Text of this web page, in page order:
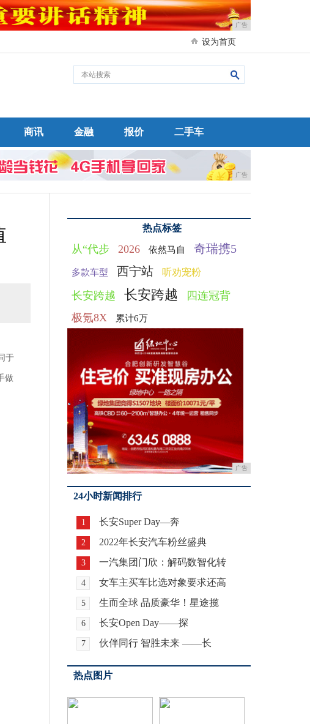
广告
设为首页
商讯 金融 报价 二手车
广告
于
做
热点标签
从“代步 2026 依然马自 奇瑞携5
多款车型 西宁站 听劝宠粉
长安跨越 长安跨越
四连冠背
极氪8X
累计6万
广告
24小时新闻排行
1 长安Super Day—奔
2 2022年长安汽车粉丝盛典
3 一汽集团门欣：解码数智化转
4 女车主买车比选对象要求还高
5 生而全球 品质豪华！星途揽
6 长安Open Day——探
7 伙伴同行 智胜未来 ——长
热点图片